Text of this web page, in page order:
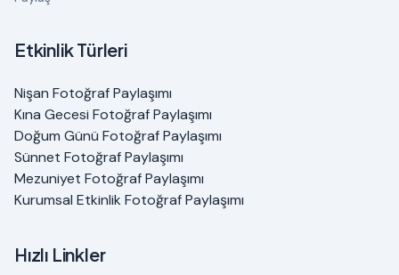
Etkinlik Türleri
Nişan Fotoğraf Paylaşımı
Kına Gecesi Fotoğraf Paylaşımı
Doğum Günü Fotoğraf Paylaşımı
Sünnet Fotoğraf Paylaşımı
Mezuniyet Fotoğraf Paylaşımı
Kurumsal Etkinlik Fotoğraf Paylaşımı
Hızlı Linkler